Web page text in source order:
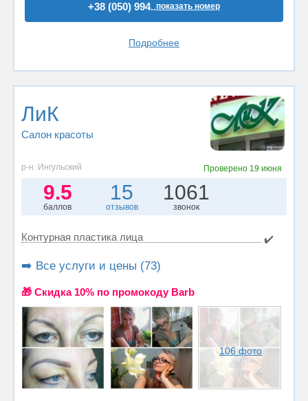
+38 (050) 994..показать номер
Подробнее
ЛиК
Салон красоты
р-н. Ингульский Проверено 19 июня
9.5
баллов
15
отзывов
1061
звонок
Контурная пластика лица ✔️
➡️ Все услуги и цены (73)
🎁 Cкидка 10% по промокоду Barb
106 фото